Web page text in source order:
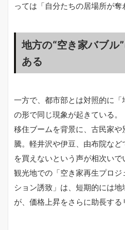
っては「自分たちの居場所が奪
地方の“空き家バブル
ある
一方で、都市部とは対照的に
の形で同じ現象が起きている。
移住ブームを背景に、古民家や
騰。軽井沢や伊豆、由布院な
を買えないという声が相次いで
観光地での「空き家再生プロ
ション誘致」は、短期的には
が、価格上昇をさらに助長する